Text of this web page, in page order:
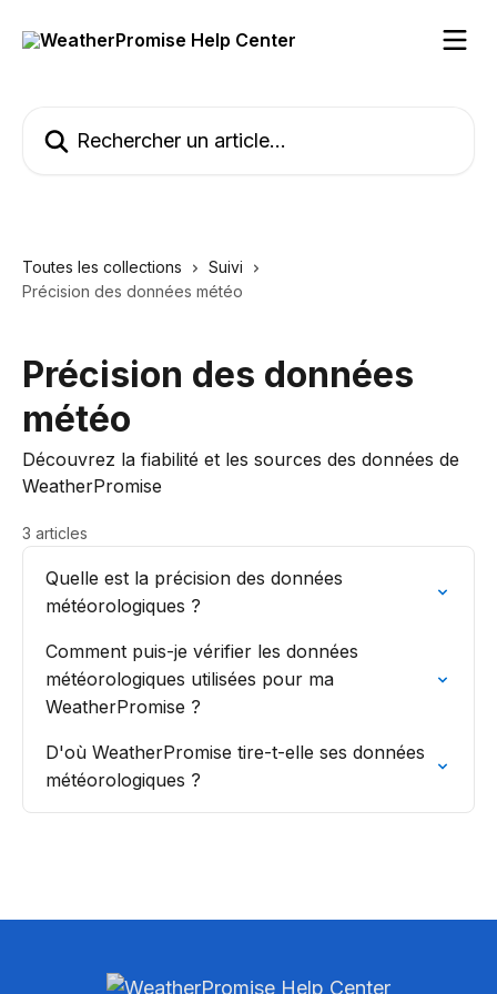
Toutes les collections
Suivi
Précision des données météo
Précision des données
météo
Découvrez la fiabilité et les sources des données de
WeatherPromise
3 articles
Quelle est la précision des données
météorologiques ?
Comment puis-je vérifier les données
météorologiques utilisées pour ma
WeatherPromise ?
D'où WeatherPromise tire-t-elle ses données
météorologiques ?